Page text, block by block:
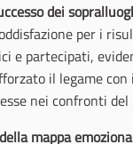
dei
per i
e partecipati,
il legame
nei confronti del
mappa